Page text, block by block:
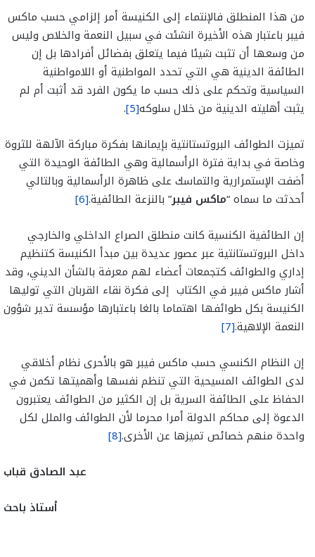
من هذا المنطلق فالإنتماء إلى الكنيسة أمر إلزامي حسب ماكس
فيبر باعتبار هذه الأخيرة انشئت في سبيل النعمة والخلاص وليس
من وسعها أن تثبت شيئا فيما يتعلق بفضائل أفرادها بل إن
الطائفة الدينية هي التي تحدد المواطنية أو اللامواطنية
السياسية وتحكم على ذلك حسب ما يكون الفرد قد أثبت أم لم
يثبت أهليته الدينية من خلال سلوكه[5]
.
تميزت الطوائف البروتستانتية بإيمانها بفكرة مباركة الآلهة للثروة
وخاصة في بداية فترة الرأسمالية وهي الطائفة الوحيدة التي
أضفت الإستمرارية والتماسك على ظاهرة الرأسمالية وبالتالي
أحدثت ما سماه “ماكس فيبر” بالنزعة الطائفية.[6]
إن الطائفية الكنسية كانت منطلق الصراع الداخلي والخارجي
داخل البروتستانتية عبر عصور عديدة بين مبدأ الكنيسة كتنظيم
إداري والطوائف كتجمعات أعضاء لهم معرفة بالشأن الديني، وقد
أشار ماكس فيبر في الكتاب إلى فكرة نقاء القربان التي توليها
الكنيسة بكل طوائفها اهتماما بالغا باعتبارها مؤسسة تدير شؤون
النعمة الإلاهية.[7]
إن النظام الكنسي حسب ماكس فيبر هو بالأحرى نظام أخلاقي
لدى الطوائف المسيحية التي تنظم نفسها وأهميتها تكمن في
الحفاظ على الطائفة السرية بل إن الكثير من الطوائف يعتبرون
الدعوة إلى محاكم الدولة أمرا محرما لأن الطوائف والملل لكل
واحدة منهم خصائص تميزها عن الأخرى.[8]
عبد الصادق قباب
أستاذ باحث